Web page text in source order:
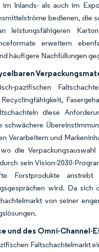
Inlands- als auch im
bedienen,
erweitern
häufigere Nachfüllungen
pazifischen
diese
Verarbeitern und
die
sein Vision-2030-
Forstprodukte
wird. Da
von seiner
und des Omni-Channel-
Faltschachtelmarkt